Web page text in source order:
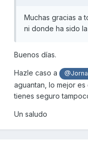
Muchas gracias a
ni donde ha sido
Buenos días.
Hazle caso a
aguantan, lo mejor
tienes seguro
Un saludo